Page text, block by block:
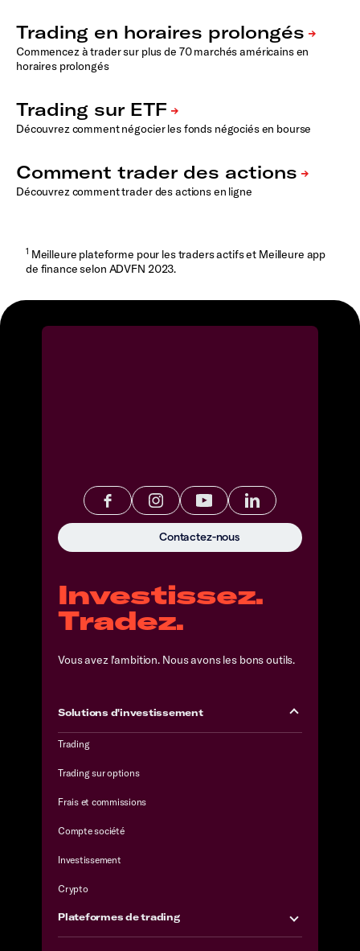
Commencez à trader sur plus de 70 marchés américains en
horaires prolongés
Découvrez comment négocier les fonds négociés en bourse
Découvrez comment trader des actions en ligne
1 Meilleure plateforme pour les traders actifs et Meilleure app
de finance selon ADVFN 2023.
Investissez.
Tradez.
Vous avez l'ambition. Nous avons les bons outils.
Solutions d'investissement
Trading
Trading sur options
Frais et commissions
Compte société
Investissement
Crypto
Plateformes de trading